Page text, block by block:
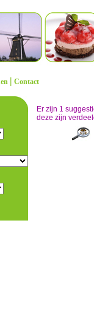
| Contact
Er zijn 1
deze zijn